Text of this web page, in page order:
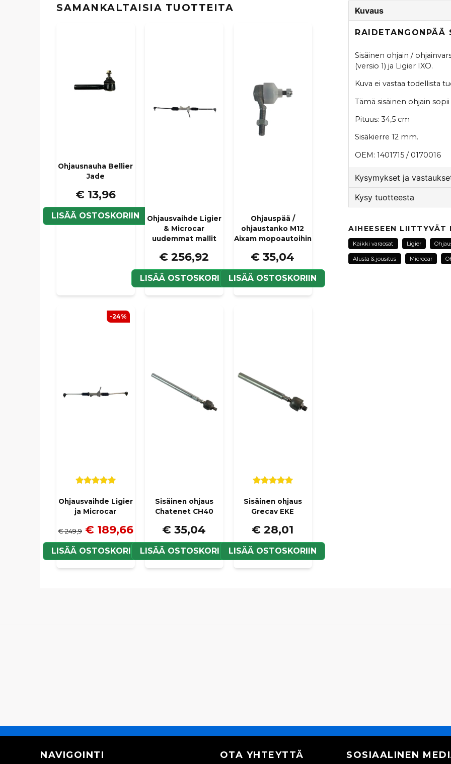
SAMANKALTAISIA ​​TUOTTEITA
Ohjausnauha Bellier
Jade
€ 13,96
LISÄÄ OSTOSKORIIN
Ohjausvaihde Ligier
& Microcar
uudemmat mallit
€ 256,92
LISÄÄ OSTOSKORIIN
Ohjauspää /
ohjaustanko M12
Aixam mopoautoihin
€ 35,04
LISÄÄ OSTOSKORIIN
Ohjausvaihde Ligier
ja Microcar
€ 249,9 € 189,66
LISÄÄ OSTOSKORIIN
-24%
Sisäinen ohjaus
Chatenet CH40
€ 35,04
LISÄÄ OSTOSKORIIN
Sisäinen ohjaus
Grecav EKE
€ 28,01
LISÄÄ OSTOSKORIIN
Kuvaus
Sisäinen ohjain /
(versio 1) ja Ligier IXO.
Kuva ei vastaa todellista
Tämä sisäinen ohjain
Pituus: 34,5 cm
Sisäkierre 12 mm.
OEM: 1401715 / 0170016
Kysymykset ja
Kauppa vastasi
Tack för din fråga!
till båda sidor.
Kysy tuotteesta
Kysy meiltä tästä
AIHEESEEN LIITTYVÄT
Kaikki varaosat Ligier
Alusta & jousitus Microcar
NAVIGOINTI OTA YHTEYTTÄ SOSIAALINEN